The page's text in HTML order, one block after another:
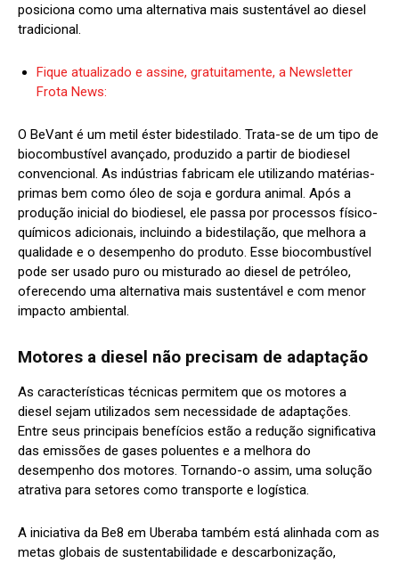
posiciona como uma alternativa mais sustentável ao diesel
tradicional.
Fique atualizado e assine, gratuitamente, a Newsletter
Frota News:
O BeVant é um metil éster bidestilado. Trata-se de um tipo de
biocombustível avançado, produzido a partir de biodiesel
convencional. As indústrias fabricam ele utilizando matérias-
primas bem como óleo de soja e gordura animal. Após a
produção inicial do biodiesel, ele passa por processos físico-
químicos adicionais, incluindo a bidestilação, que melhora a
qualidade e o desempenho do produto. Esse biocombustível
pode ser usado puro ou misturado ao diesel de petróleo,
oferecendo uma alternativa mais sustentável e com menor
impacto ambiental.
Motores a diesel não precisam de adaptação
As características técnicas permitem que os motores a
diesel sejam utilizados sem necessidade de adaptações.
Entre seus principais benefícios estão a redução significativa
das emissões de gases poluentes e a melhora do
desempenho dos motores. Tornando-o assim, uma solução
atrativa para setores como transporte e logística.
A iniciativa da Be8 em Uberaba também está alinhada com as
metas globais de sustentabilidade e descarbonização,